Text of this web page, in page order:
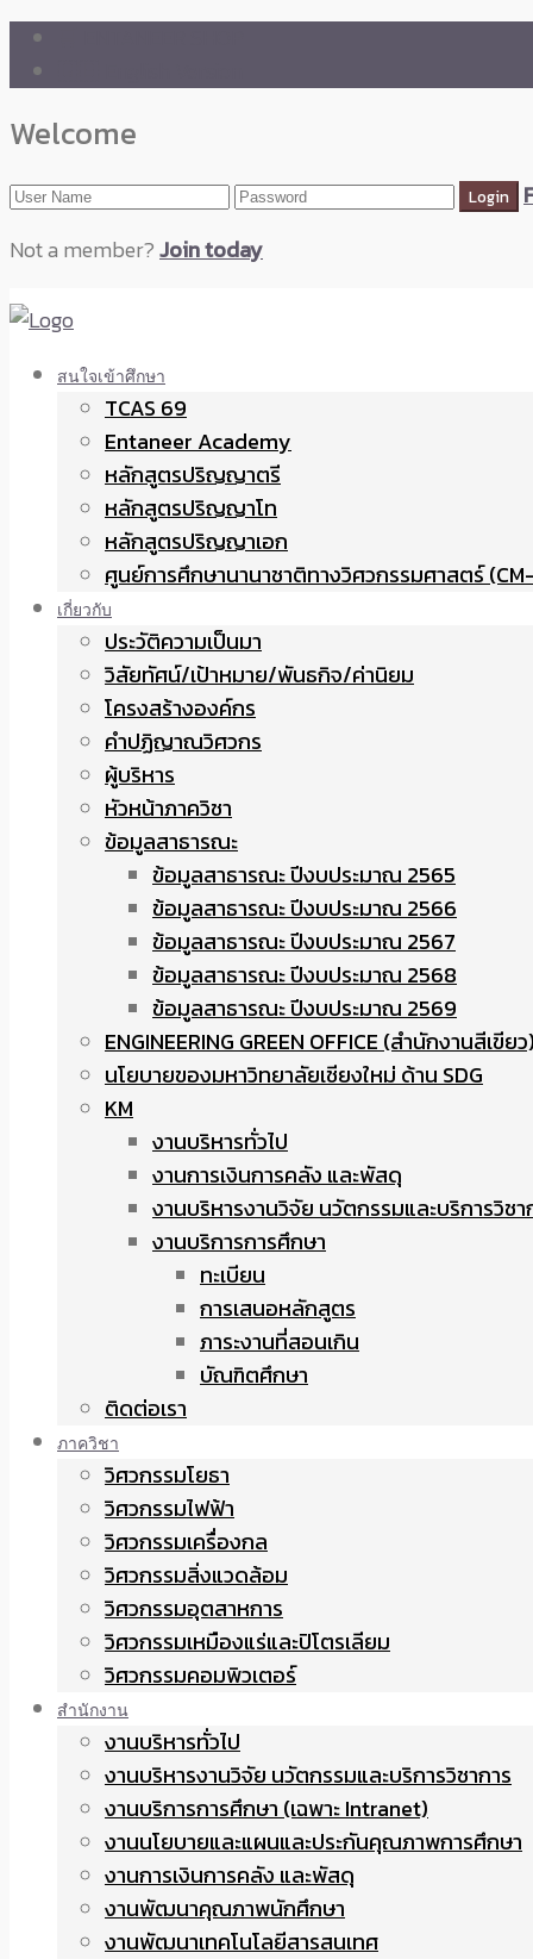
Welcome
Not a member?Join today
สนใจเข้าศึกษา
TCAS 69
Entaneer Academy
หลักสูตรปริญญาตรี
หลักสูตรปริญญาโท
หลักสูตรปริญญาเอก
ศูนย์การศึกษานานาชาติทางวิศวกรรมศาสตร์
เกี่ยวกับ
ประวัติความเป็นมา
วิสัยทัศน์/เป้าหมาย/พันธกิจ/ค่านิยม
โครงสร้างองค์กร
คำปฏิญาณวิศวกร
ผู้บริหาร
หัวหน้าภาควิชา
ข้อมูลสาธารณะ
ข้อมูลสาธารณะ ปีงบประมาณ 2565
ข้อมูลสาธารณะ ปีงบประมาณ 2566
ข้อมูลสาธารณะ ปีงบประมาณ 2567
ข้อมูลสาธารณะ ปีงบประมาณ 2568
ข้อมูลสาธารณะ ปีงบประมาณ 2569
ENGINEERING GREEN OFFICE (สำนักงานสีเขีย
นโยบายของมหาวิทยาลัยเชียงใหม่ ด้าน SDG
KM
งานบริหารทั่วไป
งานการเงินการคลัง และพัสดุ
งานบริหารงานวิจัย นวัตกรรมและบริการวิชา
งานบริการการศึกษา
ทะเบียน
การเสนอหลักสูตร
ภาระงานที่สอนเกิน
บัณฑิตศึกษา
ติดต่อเรา
ภาควิชา
วิศวกรรมโยธา
วิศวกรรมไฟฟ้า
วิศวกรรมเครื่องกล
วิศวกรรมสิ่งแวดล้อม
วิศวกรรมอุตสาหการ
วิศวกรรมเหมืองแร่และปิโตรเลียม
วิศวกรรมคอมพิวเตอร์
สำนักงาน
งานบริหารทั่วไป
งานบริหารงานวิจัย นวัตกรรมและบริการวิชาการ
งานบริการการศึกษา (เฉพาะ Intranet)
งานนโยบายและแผนและประกันคุณภาพการศึกษา
งานการเงินการคลัง และพัสดุ
งานพัฒนาคุณภาพนักศึกษา
งานพัฒนาเทคโนโลยีสารสนเทศ